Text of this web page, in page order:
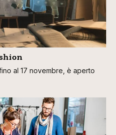
al 17 novembre, è aperto